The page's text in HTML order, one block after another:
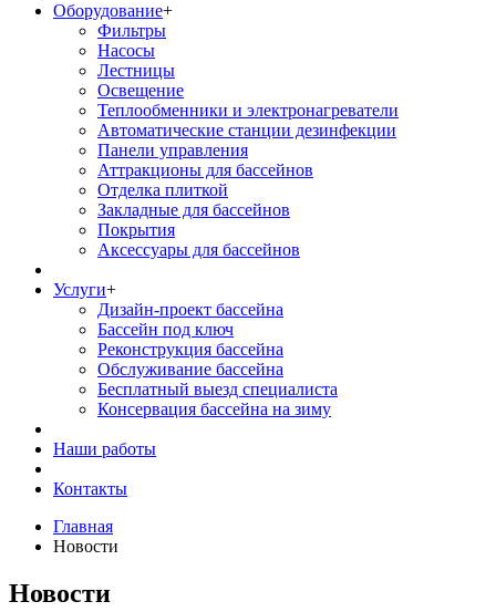
Оборудование+
Фильтры
Насосы
Лестницы
Освещение
Теплообменники и электронагреватели
Автоматические станции дезинфекции
Панели управления
Аттракционы для бассейнов
Отделка плиткой
Закладные для бассейнов
Покрытия
Аксессуары для бассейнов
Услуги+
Дизайн-проект бассейна
Бассейн под ключ
Реконструкция бассейна
Обслуживание бассейна
Бесплатный выезд специалиста
Консервация бассейна на зиму
Наши работы
Контакты
Главная
Новости
Новости